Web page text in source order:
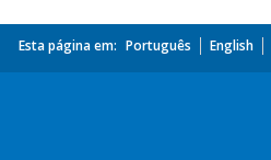
Esta página em: Português English